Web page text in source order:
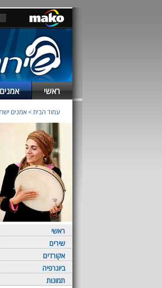
ראשי
עמוד הבית>אמנים
ראשי
שירים
אקורדים
ביוגרפיה
תמונות